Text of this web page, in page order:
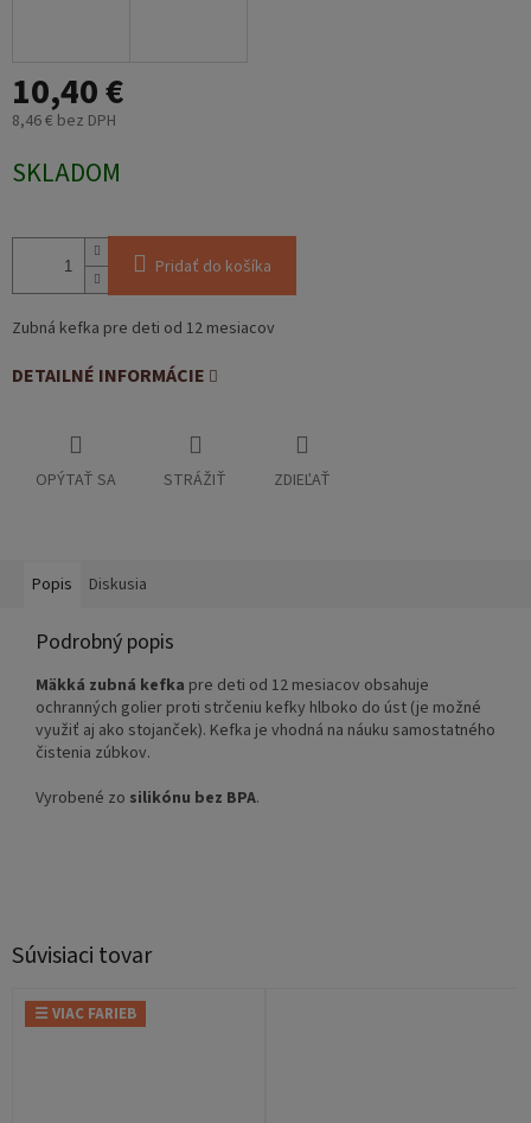
10,40 €
8,46 € bez DPH
cena:
SKLADOM
Pridať do košíka
Zubná kefka pre deti od 12 mesiacov
DETAILNÉ INFORMÁCIE
OPÝTAŤ SA STRÁŽIŤ ZDIEĽAŤ
Súvisiaci tovar
☰ VIAC FARIEB
Popis Diskusia
Podrobný popis
Mäkká zubná kefka pre deti od 12 mesiacov obsahuje
ochranných golier proti strčeniu kefky hlboko do úst (je možné
využiť aj ako stojanček). Kefka je vhodná na náuku samostatného
čistenia zúbkov.
Vyrobené zo silikónu bez BPA.